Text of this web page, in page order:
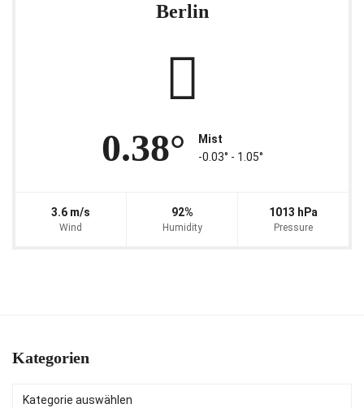
Berlin
0.38°
Mist
-0.03° ‐ 1.05°
3.6 m/s
Wind
92%
Humidity
1013 hPa
Pressure
Kategorien